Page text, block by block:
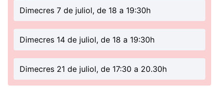
Dimecres 7 de juliol, de 18 a 19:30h
Dimecres 14 de juliol, de 18 a 19:30h
Dimecres 21 de juliol, de 17:30 a 20.30h